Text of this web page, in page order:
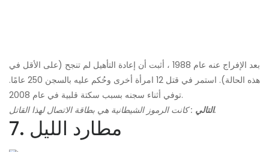
بعد الإفراج عنه عام 1988 ، أثبت أن إعادة التأهيل لم تنجح (على الأقل في
هذه الحالة). استمر في قتل 12 امرأة أخرى وحُكم عليه بالسجن 250 عامًا.
توفي أثناء سجنه بسبب سكتة قلبية في عام 2008.
التالي: كانت الرموز الشيطانية هي بطاقة الاتصال لهذا القاتل.
7. مطارد الليل